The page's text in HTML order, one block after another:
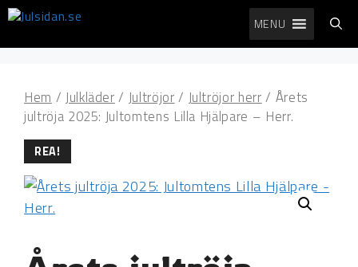
Hoppa
innehåll
MENU
Hem / Julkläder / Jultröjor / Jultröjor herr / Årets
jultröja 2025: Jultomtens Lilla Hjälpare – Herr.
REA!